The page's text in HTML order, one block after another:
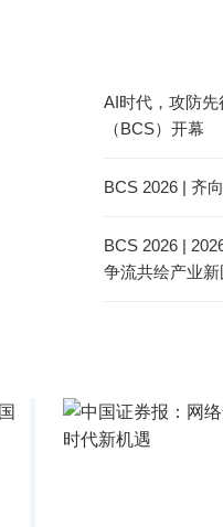
AI时代，攻防
（BCS）开幕
BCS 2026 | 齐
BCS 2026 |
争流共绘产业